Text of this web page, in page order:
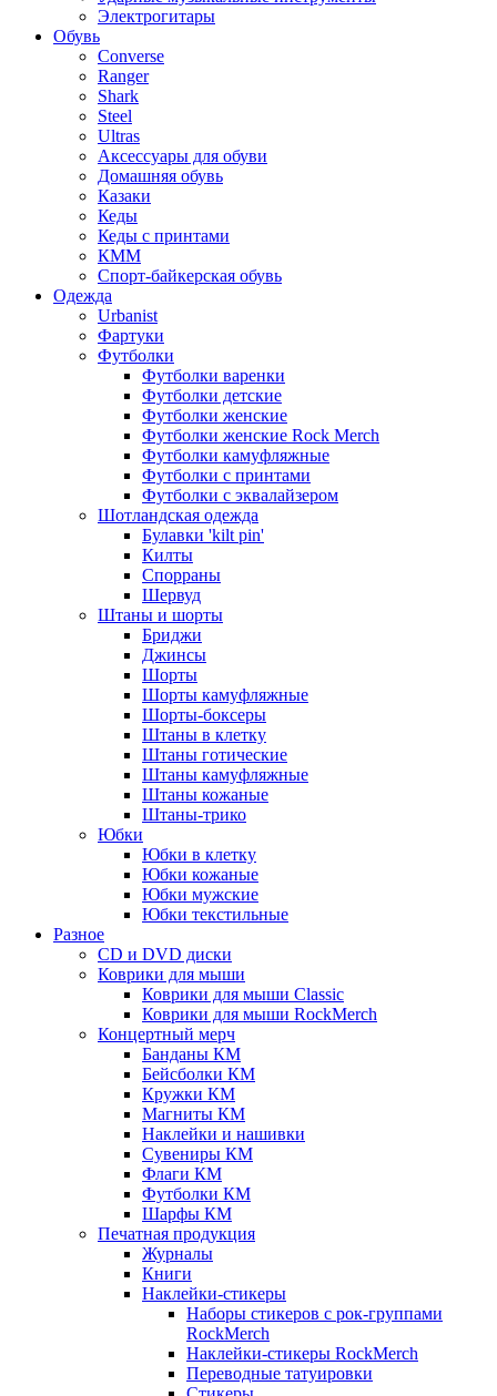
Электрогитары
Обувь
Converse
Ranger
Shark
Steel
Ultras
Аксессуары для обуви
Домашняя обувь
Казаки
Кеды
Кеды с принтами
КММ
Спорт-байкерская обувь
Одежда
Urbanist
Фартуки
Футболки
Футболки варенки
Футболки детские
Футболки женские
Футболки женские Rock Merch
Футболки камуфляжные
Футболки с принтами
Футболки с эквалайзером
Шотландская одежда
Булавки 'kilt pin'
Килты
Спорраны
Шервуд
Штаны и шорты
Бриджи
Джинсы
Шорты
Шорты камуфляжные
Шорты-боксеры
Штаны в клетку
Штаны готические
Штаны камуфляжные
Штаны кожаные
Штаны-трико
Юбки
Юбки в клетку
Юбки кожаные
Юбки мужские
Юбки текстильные
Разное
CD и DVD диски
Коврики для мыши
Коврики для мыши Classic
Коврики для мыши RockMerch
Концертный мерч
Банданы КМ
Бейсболки КМ
Кружки КМ
Магниты КМ
Наклейки и нашивки
Сувениры КМ
Флаги КМ
Футболки КМ
Шарфы КМ
Печатная продукция
Журналы
Книги
Наклейки-стикеры
Наборы стикеров с рок-группами
RockMerch
Наклейки-стикеры RockMerch
Переводные татуировки